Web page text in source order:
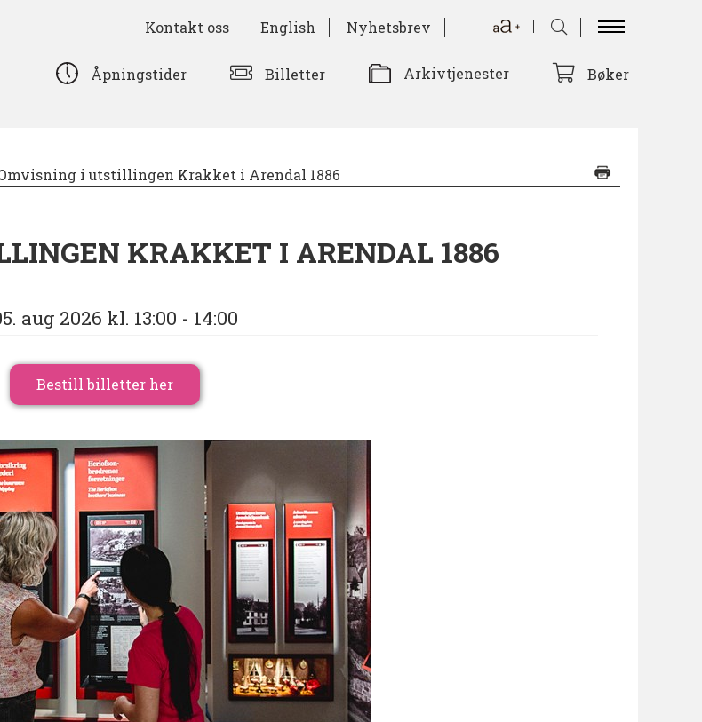
Kontakt oss English Nyhetsbrev
Åpningstider Billetter Arkivtjenester Bøker
i utstillingen Krakket i Arendal 1886
KRAKKET I ARENDAL 1886
aug 2026 kl. 13:00 - 14:00
Bestill billetter her